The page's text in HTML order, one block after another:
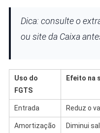
Dica: consulte o
ou site da Caixa
Uso do
FGTS
Efeito na
Entrada Reduz o
Amortização
Diminui